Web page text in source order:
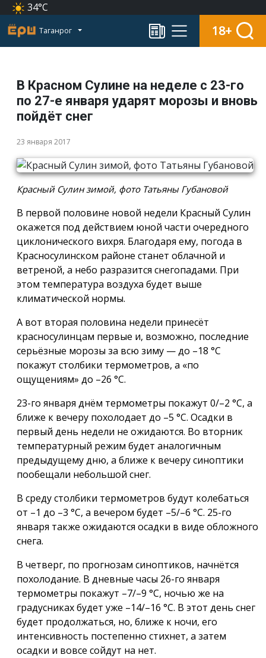
34°C
Таганрог 18+
В Красном Сулине на неделе с 23-го
по 27-е января ударят морозы и вновь
пойдёт снег
23 января 2017
Красный Сулин зимой, фото Татьяны Губановой
В первой половине новой недели Красный Сулин
окажется под действием юной части очередного
циклонического вихря. Благодаря ему, погода в
Красносулинском районе станет облачной и
ветреной, а небо разразится снегопадами. При
этом температура воздуха будет выше
климатической нормы.
А вот вторая половина недели принесёт
красносулинцам первые и, возможно, последние
серьёзные морозы за всю зиму — до –18 °С
покажут столбики термометров, а «по
ощущениям» до –26 °С.
23-го января днём термометры покажут 0/–2 °С, а
ближе к вечеру похолодает до –5 °С. Осадки в
первый день недели не ожидаются. Во вторник
температурный режим будет аналогичным
предыдущему дню, а ближе к вечеру синоптики
пообещали небольшой снег.
В среду столбики термометров будут колебаться
от –1 до –3 °С, а вечером будет –5/–6 °С. 25-го
января также ожидаются осадки в виде обложного
снега.
В четверг, по прогнозам синоптиков, начнётся
похолодание. В дневные часы 26-го января
термометры покажут –7/–9 °С, ночью же на
градусниках будет уже –14/–16 °С. В этот день снег
будет продолжаться, но, ближе к ночи, его
интенсивность постепенно стихнет, а затем
осадки и вовсе сойдут на нет.